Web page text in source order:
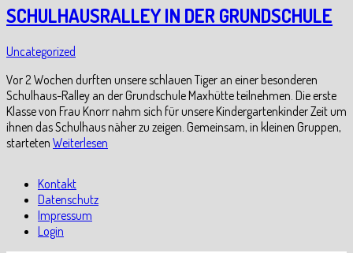
SCHULHAUSRALLEY IN DER GRUNDSCHULE
Uncategorized
Vor 2 Wochen durften unsere schlauen Tiger an einer besonderen
Schulhaus-Ralley an der Grundschule Maxhütte teilnehmen. Die erste
Klasse von Frau Knorr nahm sich für unsere Kindergartenkinder Zeit um
ihnen das Schulhaus näher zu zeigen. Gemeinsam, in kleinen Gruppen,
starteten Weiterlesen
Kontakt
Datenschutz
Impressum
Login